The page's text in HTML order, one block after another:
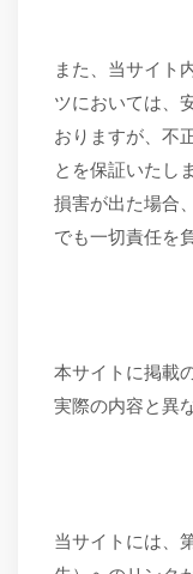
また、 当サイト
ツにおいては、
おりますが、不
とを保証いたし
損害が出た場合
でも一切責任を
本サイトに掲載
実際の内容と異
当サイトには、